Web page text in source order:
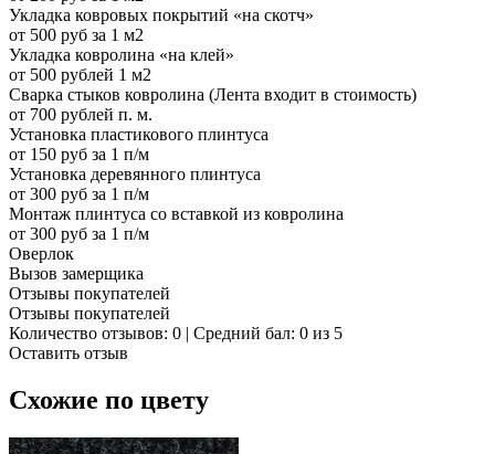
Укладка ковровых покрытий «на скотч»
от 500 руб за 1 м2
Укладка ковролина «на клей»
от 500 рублей 1 м2
Сварка стыков ковролина (Лента входит в стоимость)
от 700 рублей п. м.
Установка пластикового плинтуса
от 150 руб за 1 п/м
Установка деревянного плинтуса
от 300 руб за 1 п/м
Монтаж плинтуса со вставкой из ковролина
от 300 руб за 1 п/м
Оверлок
Вызов замерщика
Отзывы покупателей
Отзывы покупателей
Количество отзывов: 0 | Средний бал: 0 из 5
Оставить отзыв
Схожие по цвету